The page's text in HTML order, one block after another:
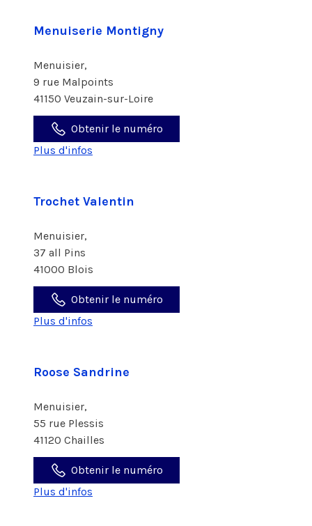
Menuiserie Montigny
Menuisier,
9 rue Malpoints
41150 Veuzain-sur-Loire
Obtenir le numéro
Plus d'infos
Trochet Valentin
Menuisier,
37 all Pins
41000 Blois
Obtenir le numéro
Plus d'infos
Roose Sandrine
Menuisier,
55 rue Plessis
41120 Chailles
Obtenir le numéro
Plus d'infos